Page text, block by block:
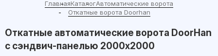
ГлавнаяКаталогАвтоматические ворота
Откатные ворота Doorhan
Откатные автоматические ворота DoorHan
с сэндвич-панелью 2000x2000